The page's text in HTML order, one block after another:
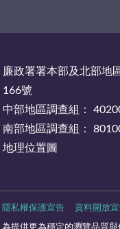
廉政署署本部及北部地
166號
中部地區調查組：
南部地區調查組：
地理位置圖
隱私權保護宣告 資料開放
為提供更為穩定的瀏覽品質